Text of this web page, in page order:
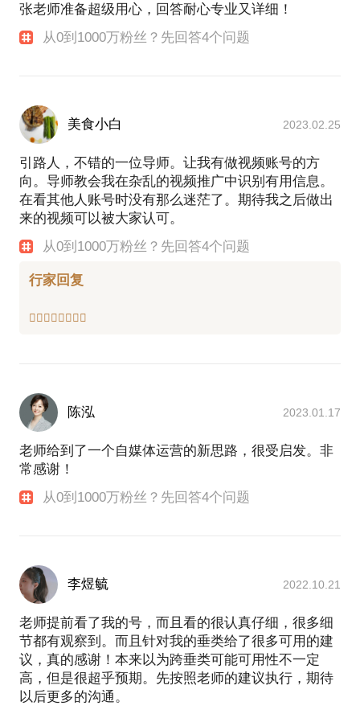
张老师准备超级用心，回答耐心专业又详细！
从0到1000万粉丝？先回答4个问题
美食小白 2023.02.25
引路人，不错的一位导师。让我有做视频账号的方
向。导师教会我在杂乱的视频推广中识别有用信息。
在看其他人账号时没有那么迷茫了。期待我之后做出
来的视频可以被大家认可。
从0到1000万粉丝？先回答4个问题
行家回复
陈泓 2023.01.17
老师给到了一个自媒体运营的新思路，很受启发。非
常感谢！
从0到1000万粉丝？先回答4个问题
李煜毓 2022.10.21
老师提前看了我的号，而且看的很认真仔细，很多细
节都有观察到。而且针对我的垂类给了很多可用的建
议，真的感谢！本来以为跨垂类可能可用性不一定
高，但是很超乎预期。先按照老师的建议执行，期待
以后更多的沟通。